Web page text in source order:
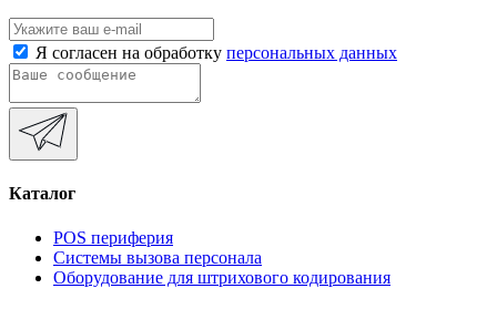
Я согласен на обработку персональных данных
Каталог
POS периферия
Системы вызова персонала
Оборудование для штрихового кодирования